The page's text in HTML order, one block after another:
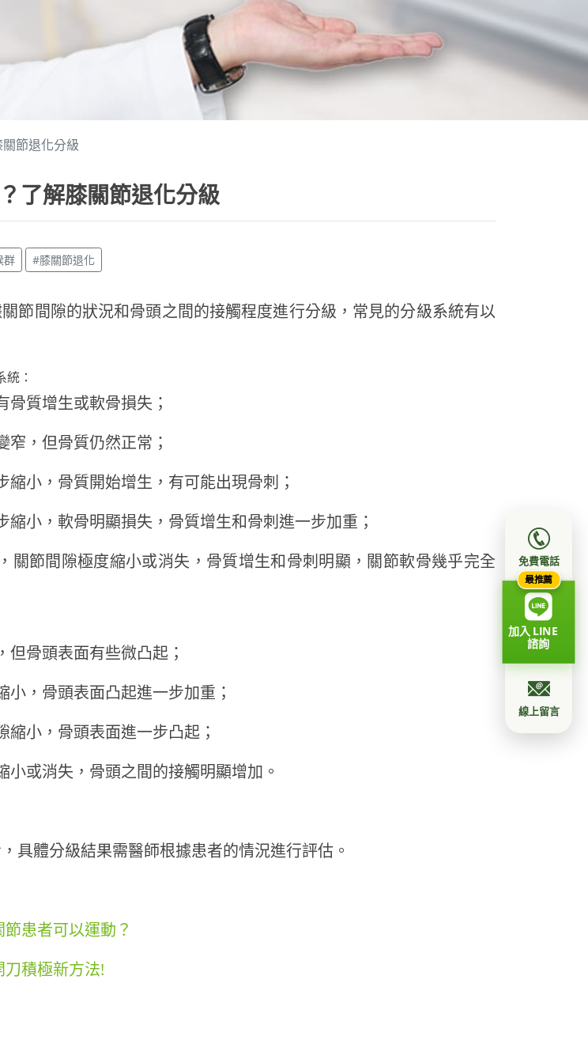
節退化分級
了解膝關節退化分級
群 #膝關節退化
節間隙的狀況和骨頭之間的接觸程度進行分級，常見的分級系統有以
：
骨質增生或軟骨損失；
窄，但骨質仍然正常；
縮小，骨質開始增生，有可能出現骨刺；
縮小，軟骨明顯損失，骨質增生和骨刺進一步加重；
關節間隙極度縮小或消失，骨質增生和骨刺明顯，關節軟骨幾乎完全
但骨頭表面有些微凸起；
小，骨頭表面凸起進一步加重；
縮小，骨頭表面進一步凸起；
小或消失，骨頭之間的接觸明顯增加。
具體分級結果需醫師根據患者的情況進行評估。
患者可以運動？
積極新方法!
免費電話
最推薦
加入 LINE
諮詢
線上留言